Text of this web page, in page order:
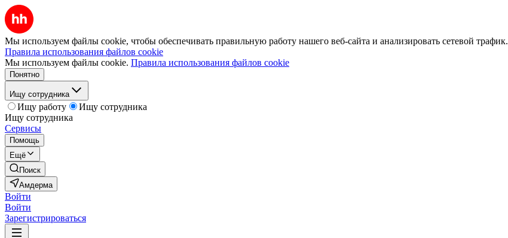
Мы используем файлы cookie, чтобы обеспечивать правильную работу нашего веб-сайта и анализировать сетевой трафик.
Правила использования файлов cookie
Мы используем файлы cookie. Правила использования файлов cookie
Понятно
Ищу сотрудника
Ищу работу
Ищу сотрудника
Ищу сотрудника
Сервисы
Помощь
Ещё
Поиск
Амдерма
Войти
Войти
Зарегистрироваться